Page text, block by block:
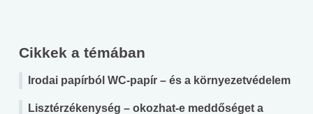
Cikkek a témában
Irodai papírból WC-papír – és a környezetvédelem
Lisztérzékenység – okozhat-e meddőséget a